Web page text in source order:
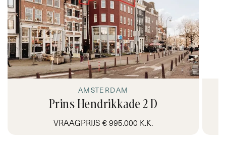
AMSTERDAM
Prins Hendrikkade 2 D
VRAAGPRIJS € 995.000 K.K.